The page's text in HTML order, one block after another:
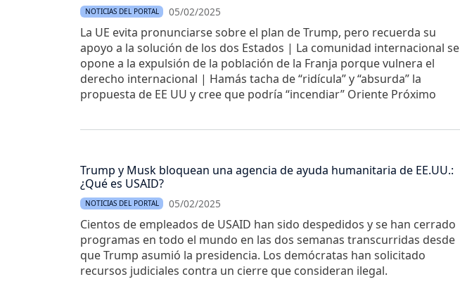
NOTICIAS DEL PORTAL 05/02/2025
La UE evita pronunciarse sobre el plan de Trump, pero recuerda su
apoyo a la solución de los dos Estados | La comunidad internacional se
opone a la expulsión de la población de la Franja porque vulnera el
derecho internacional | Hamás tacha de “ridícula” y “absurda” la
propuesta de EE UU y cree que podría “incendiar” Oriente Próximo
Trump y Musk bloquean una agencia de ayuda humanitaria de EE.UU.:
¿Qué es USAID?
NOTICIAS DEL PORTAL 05/02/2025
Cientos de empleados de USAID han sido despedidos y se han cerrado
programas en todo el mundo en las dos semanas transcurridas desde
que Trump asumió la presidencia. Los demócratas han solicitado
recursos judiciales contra un cierre que consideran ilegal.